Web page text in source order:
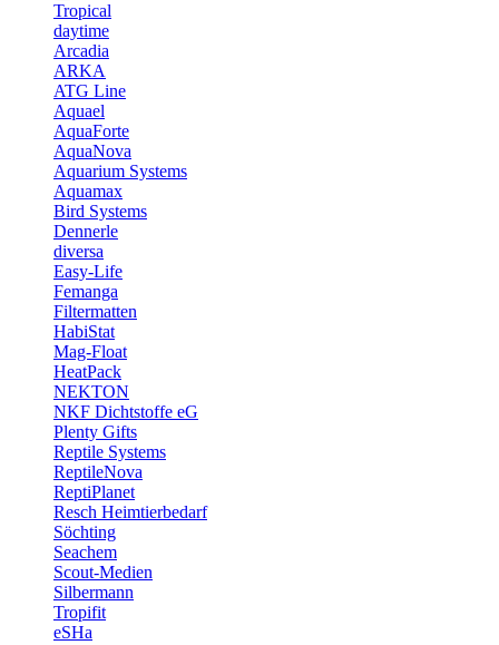
Tropical
daytime
Arcadia
ARKA
ATG Line
Aquael
AquaForte
AquaNova
Aquarium Systems
Aquamax
Bird Systems
Dennerle
diversa
Easy-Life
Femanga
Filtermatten
HabiStat
Mag-Float
HeatPack
NEKTON
NKF Dichtstoffe eG
Plenty Gifts
Reptile Systems
ReptileNova
ReptiPlanet
Resch Heimtierbedarf
Söchting
Seachem
Scout-Medien
Silbermann
Tropifit
eSHa